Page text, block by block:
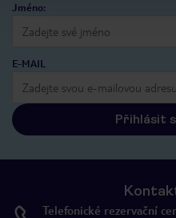
Jméno:
E-MAIL
Přihlásit
Telefonické rezervační